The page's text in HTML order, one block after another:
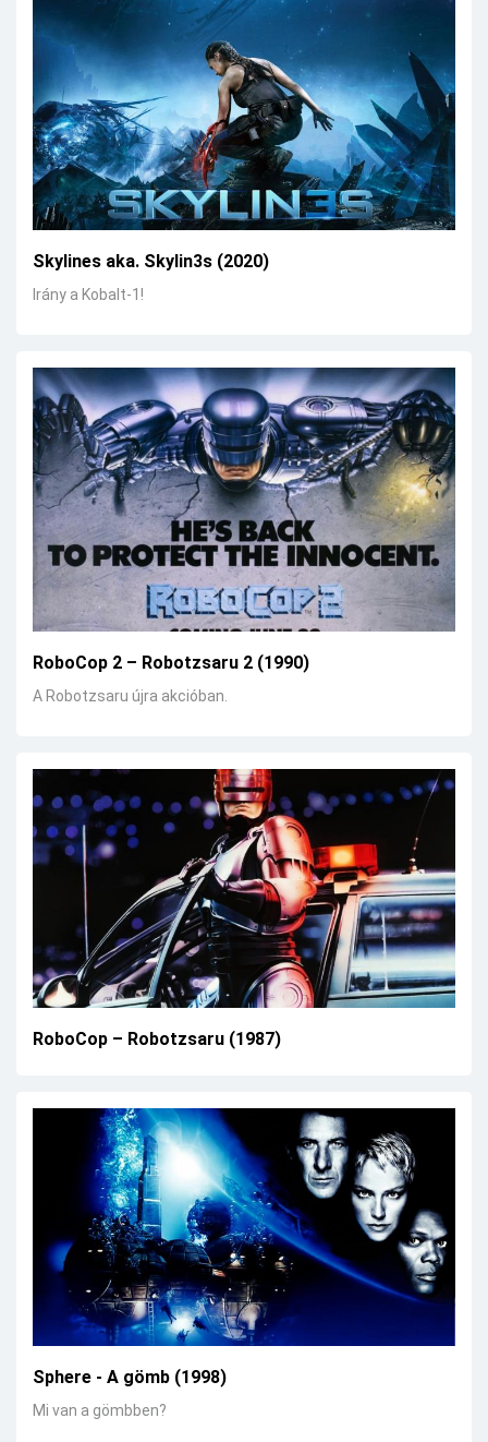
Skylines aka. Skylin3s (2020)
Irány a Kobalt-1!
RoboCop 2 – Robotzsaru 2 (1990)
A Robotzsaru újra akcióban.
RoboCop – Robotzsaru (1987)
Sphere - A gömb (1998)
Mi van a gömbben?